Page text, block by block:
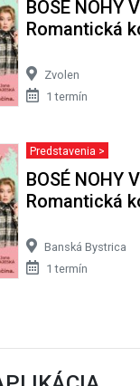
BOSÉ NOHY
Romantická
Zvolen
1 termín
Predstavenia >
BOSÉ NOHY
Romantická
Banská Bystrica
1 termín